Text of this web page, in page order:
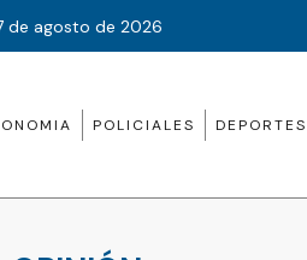
de agosto de 2026
POLICIALES DEPORTES